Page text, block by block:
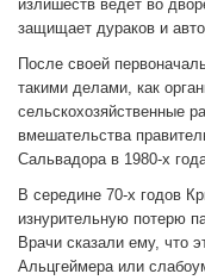
излишеств ведет во
защищает дураков и
После своей
такими делами, как
сельскохозяйственные
вмешательства
Сальвадора в 1980-х
В середине 70-х годов
изнурительную потерю
Врачи сказали ему, что
Альцгеймера или